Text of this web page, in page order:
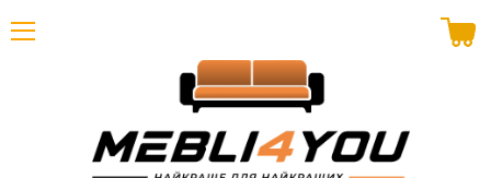
В корзине пусто